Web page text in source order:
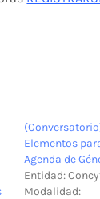
Elementos
Agenda de
Entidad:
Modalidad: